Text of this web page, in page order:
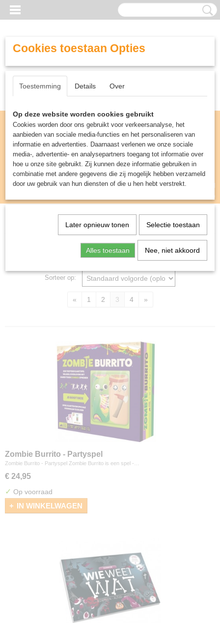
Inloggen Registreren
UW WINKELWAGEN
(0)
Spellen & Puzzels> Partyspellen
Sorteer op:
« 1 2 3 4 »
Zombie Burrito - Partyspel
Zombie Burrito - Partyspel Zombie Burrito is een spel -…
€ 24,95
✓ Op voorraad
IN WINKELWAGEN
Cookies toestaan Opties
Toestemming Details Over
Op deze website worden cookies gebruikt
Cookies worden door ons gebruikt voor verkeersanalyse, het
aanbieden van sociale media-functies en het personaliseren van
informatie en advertenties. Daarnaast verlenen we onze sociale
media-, advertentie- en analysepartners toegang tot informatie over
hoe u onze site gebruikt. Zij kunnen deze informatie gebruiken in
combinatie met andere gegevens die zij mogelijk hebben verzameld
door uw gebruik van hun diensten of die u hen hebt verstrekt.
Later opnieuw tonen Selectie toestaan
Alles toestaan Nee, niet akkoord